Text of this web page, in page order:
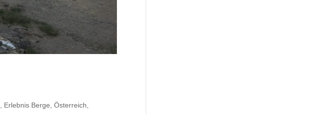
Erlebnis Berge ,Österreich